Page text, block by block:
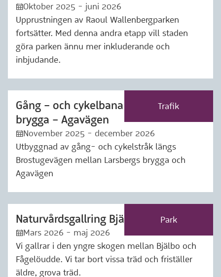
:kalender:Oktober 2025 - juni 2026
Upprustningen av Raoul Wallenbergparken
fortsätter. Med denna andra etapp vill staden
göra parken ännu mer inkluderande och
inbjudande.
Trafik
Gång – och cykelbana Larsbergs
brygga – Agavägen
Märkning: Trafik
:kalender:November 2025 - december 2026
Utbyggnad av gång- och cykelstråk längs
Brostugevägen mellan Larsbergs brygga och
Agavägen
Park
Naturvårdsgallring Bjälbo–Fågelöudde
Märkning: Park
:kalender:Mars 2026 - maj 2026
Vi gallrar i den yngre skogen mellan Bjälbo och
Fågelöudde. Vi tar bort vissa träd och friställer
äldre, grova träd.